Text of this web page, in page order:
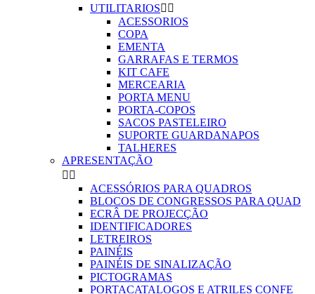
UTILITARIOS 
ACESSORIOS
COPA
EMENTA
GARRAFAS E TERMOS
KIT CAFE
MERCEARIA
PORTA MENU
PORTA-COPOS
SACOS PASTELEIRO
SUPORTE GUARDANAPOS
TALHERES
APRESENTAÇÃO
 
ACESSÓRIOS PARA QUADROS
BLOCOS DE CONGRESSOS PARA QUAD
ECRÂ DE PROJECÇÃO
IDENTIFICADORES
LETREIROS
PAINÉIS
PAINÉIS DE SINALIZAÇÃO
PICTOGRAMAS
PORTACATALOGOS E ATRILES CONFE